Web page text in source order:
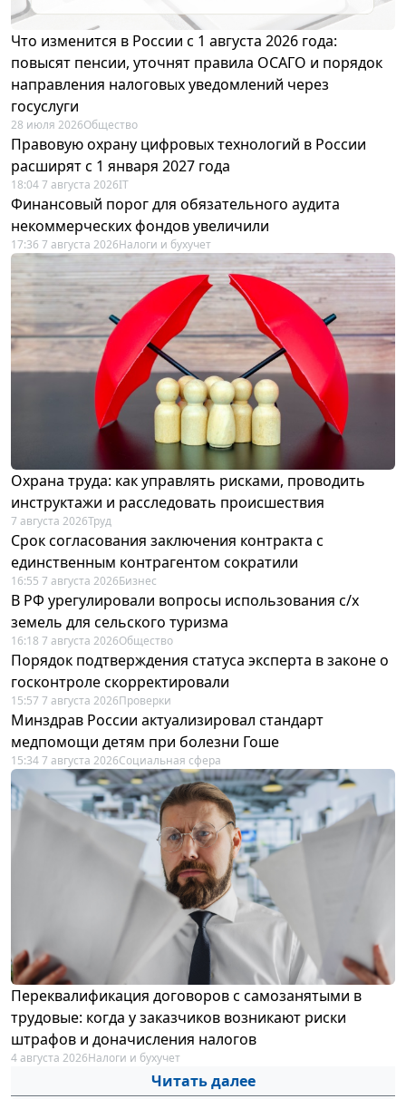
Что изменится в России с 1 августа 2026 года:
повысят пенсии, уточнят правила ОСАГО и порядок
направления налоговых уведомлений через
госуслуги
28 июля 2026Общество
Правовую охрану цифровых технологий в России
расширят с 1 января 2027 года
18:04 7 августа 2026IT
Финансовый порог для обязательного аудита
некоммерческих фондов увеличили
17:36 7 августа 2026Налоги и бухучет
Охрана труда: как управлять рисками, проводить
инструктажи и расследовать происшествия
7 августа 2026Труд
Срок согласования заключения контракта с
единственным контрагентом сократили
16:55 7 августа 2026Бизнес
В РФ урегулировали вопросы использования с/х
земель для сельского туризма
16:18 7 августа 2026Общество
Порядок подтверждения статуса эксперта в законе о
госконтроле скорректировали
15:57 7 августа 2026Проверки
Минздрав России актуализировал стандарт
медпомощи детям при болезни Гоше
15:34 7 августа 2026Социальная сфера
Переквалификация договоров с самозанятыми в
трудовые: когда у заказчиков возникают риски
штрафов и доначисления налогов
4 августа 2026Налоги и бухучет
Читать далее